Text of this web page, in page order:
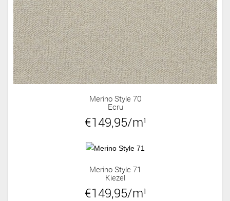
Merino Style 70
Ecru
€149,95/m¹
Merino Style 71
Kiezel
€149,95/m¹